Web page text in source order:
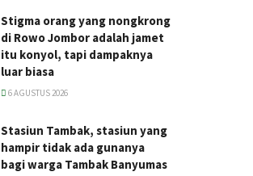
Stigma orang yang nongkrong
di Rowo Jombor adalah jamet
itu konyol, tapi dampaknya
luar biasa
6 AGUSTUS 2026
Stasiun Tambak, stasiun yang
hampir tidak ada gunanya
bagi warga Tambak Banyumas